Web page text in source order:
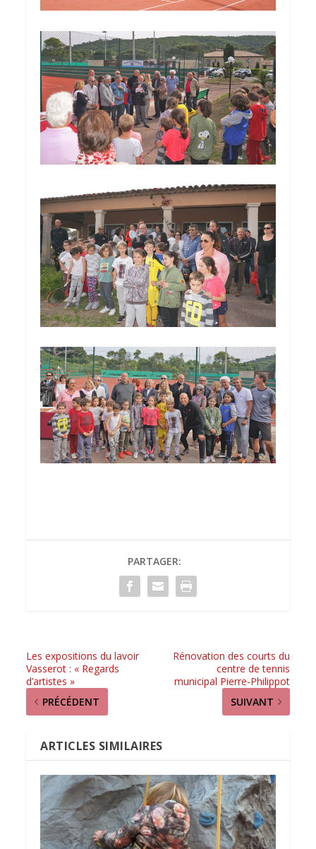
PARTAGER:
Les expositions du lavoir
Vasserot : « Regards
d’artistes »
PRÉCÉDENT
Rénovation des courts du
centre de tennis
municipal Pierre-Philippot
SUIVANT
ARTICLES SIMILAIRES